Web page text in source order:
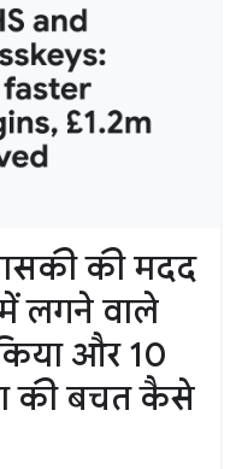
की मदद
लगने वाले
और 10
की बचत कैसे